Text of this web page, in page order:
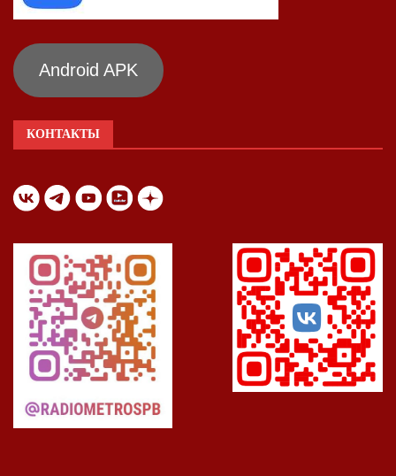
Android APK
КОНТАКТЫ